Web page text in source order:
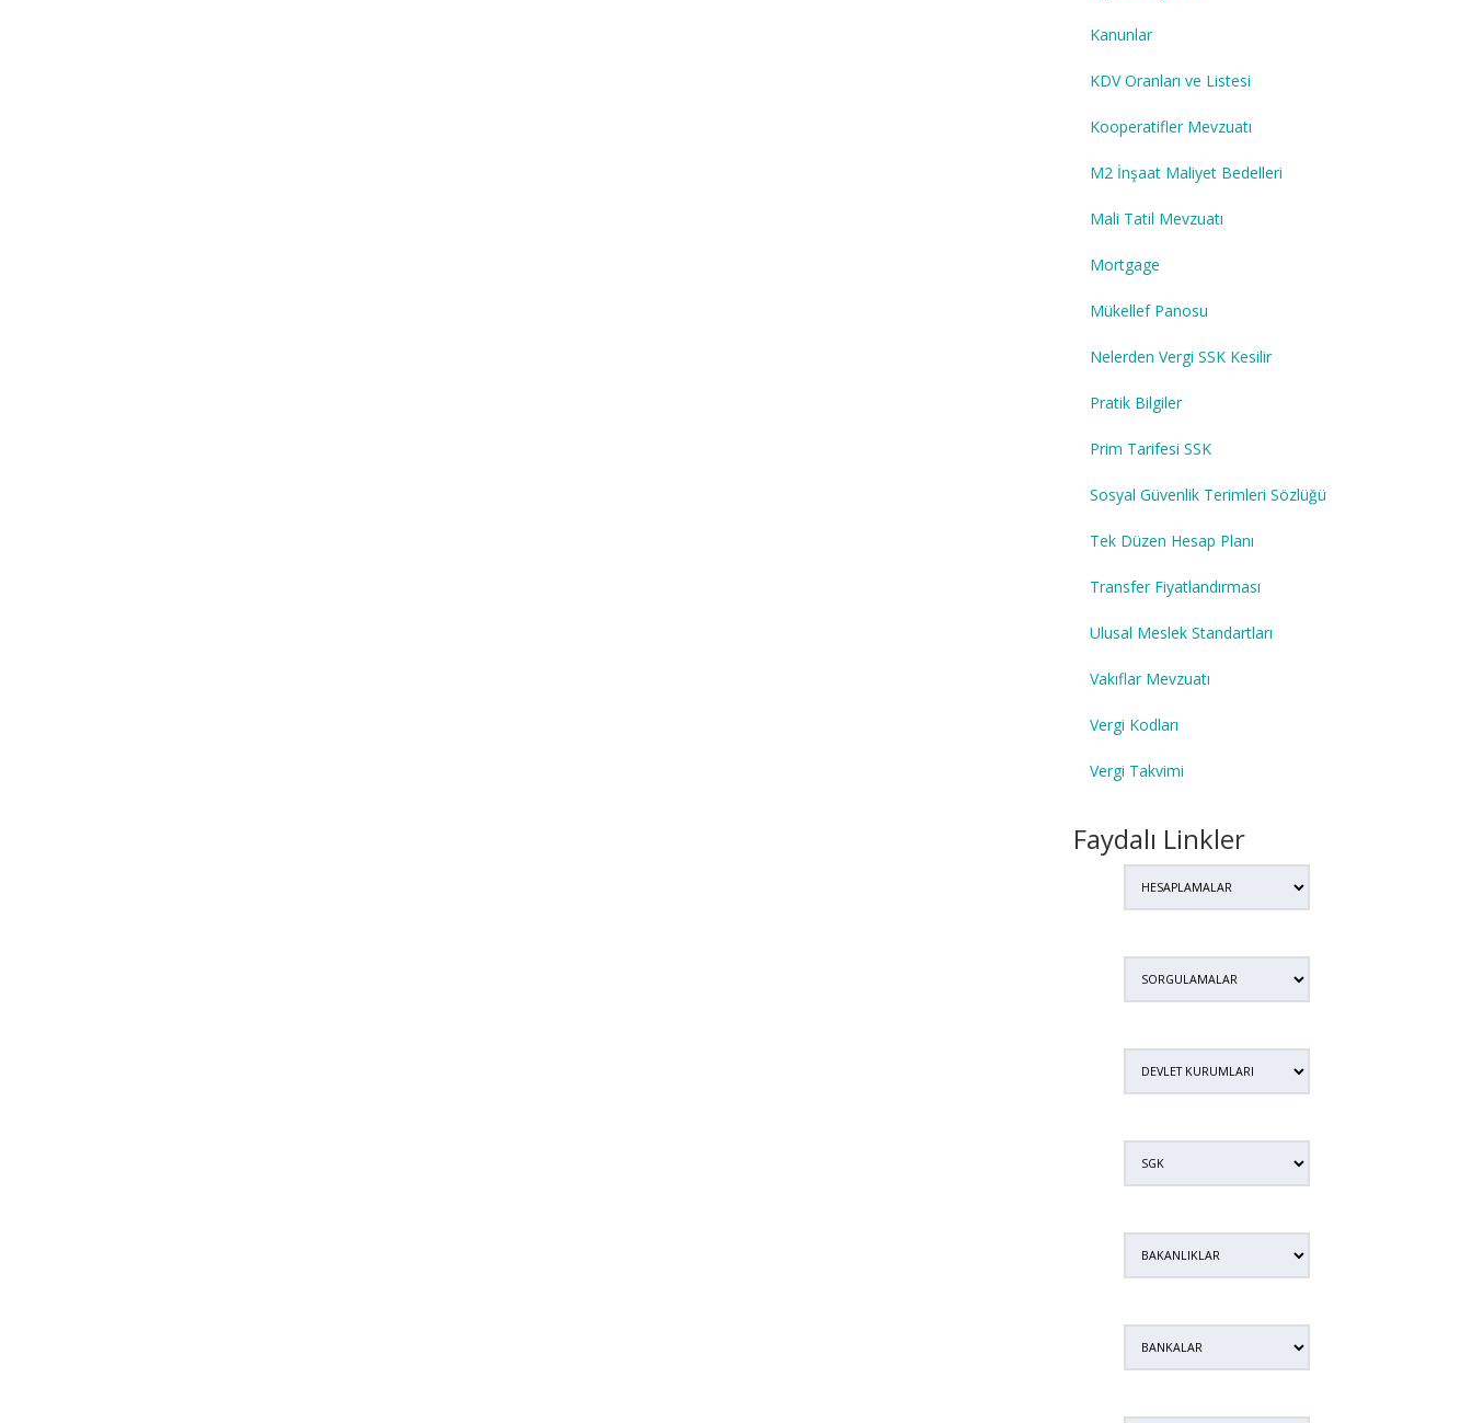
Kanunlar
KDV Oranları ve Listesi
Kooperatifler Mevzuatı
M2 İnşaat Maliyet Bedelleri
Mali Tatil Mevzuatı
Mortgage
Mükellef Panosu
Nelerden Vergi SSK Kesilir
Pratik Bilgiler
Prim Tarifesi SSK
Sosyal Güvenlik Terimleri Sözlüğü
Tek Düzen Hesap Planı
Transfer Fiyatlandırması
Ulusal Meslek Standartları
Vakıflar Mevzuatı
Vergi Kodları
Vergi Takvimi
Faydalı Linkler